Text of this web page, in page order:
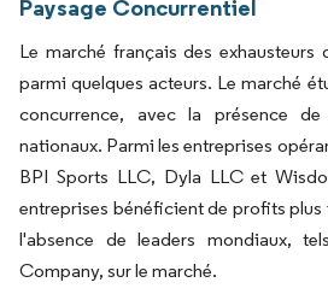
Paysage Concurrentiel
Le marché français des exhausteurs
parmi quelques acteurs. Le marché
concurrence, avec la présence
nationaux. Parmi les entreprises
BPI Sports LLC, Dyla LLC et
entreprises bénéficient de profits
l'absence de leaders mondiaux,
Company, sur le marché.